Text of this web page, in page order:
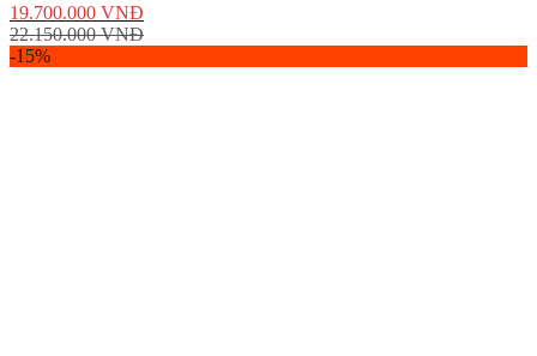
19.700.000 VNĐ
22.150.000VNĐ
-15%